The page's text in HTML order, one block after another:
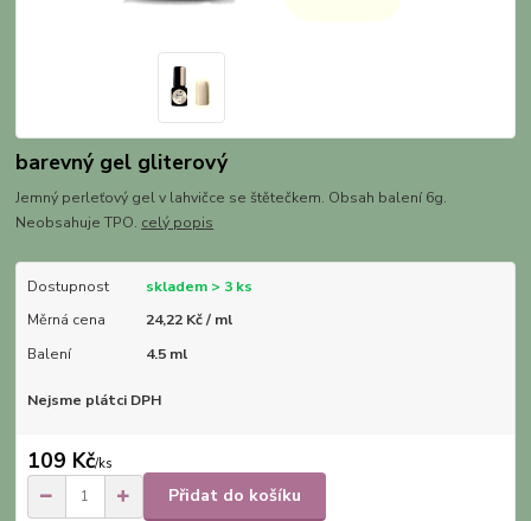
barevný gel gliterový
Jemný perleťový gel v lahvičce se štětečkem. Obsah balení 6g.
Neobsahuje TPO. celý popis
Dostupnost
skladem > 3 ks
Měrná cena
24,22 Kč / ml
Balení
4.5 ml
Nejsme plátci DPH
109 Kč/ks
Přidat do košíku